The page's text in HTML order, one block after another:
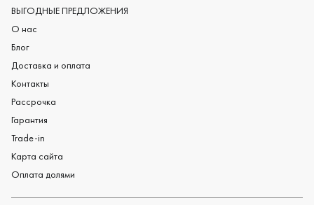
Черные обручальные кольца
ВЫГОДНЫЕ ПРЕДЛОЖЕНИЯ
О нас
Блог
Доставка и оплата
Контакты
Рассрочка
Гарантия
Trade-in
Карта сайта
Оплата долями